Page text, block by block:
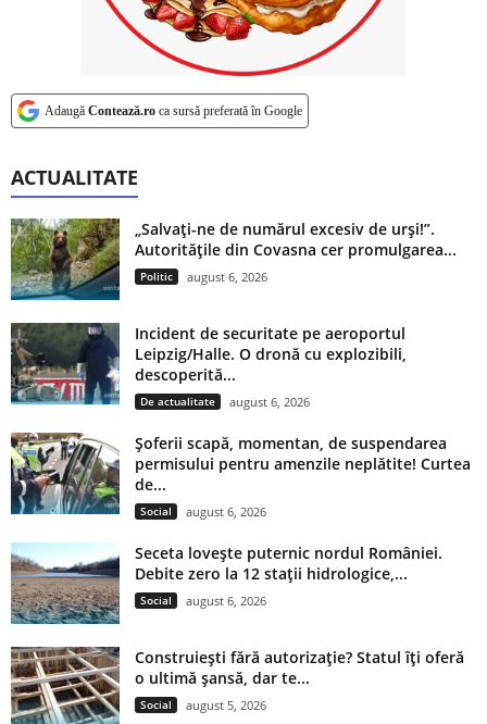
Adaugă Contează.ro ca sursă preferată în Google
ACTUALITATE
„Salvați-ne de numărul excesiv de urși!”.
Autoritățile din Covasna cer promulgarea...
Politic august 6, 2026
Incident de securitate pe aeroportul
Leipzig/Halle. O dronă cu explozibili,
descoperită...
De actualitate august 6, 2026
Șoferii scapă, momentan, de suspendarea
permisului pentru amenzile neplătite! Curtea
de...
Social august 6, 2026
Seceta lovește puternic nordul României.
Debite zero la 12 stații hidrologice,...
Social august 6, 2026
Construiești fără autorizație? Statul îți oferă
o ultimă șansă, dar te...
Social august 5, 2026